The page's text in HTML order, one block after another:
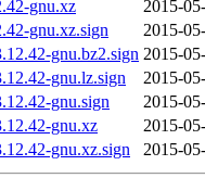
gnu.xz
2015-
gnu.xz.sign
2015-
gnu.bz2.sign 2015-
gnu.lz.sign
2015-
gnu.sign
2015-
gnu.xz
2015-
gnu.xz.sign
2015-